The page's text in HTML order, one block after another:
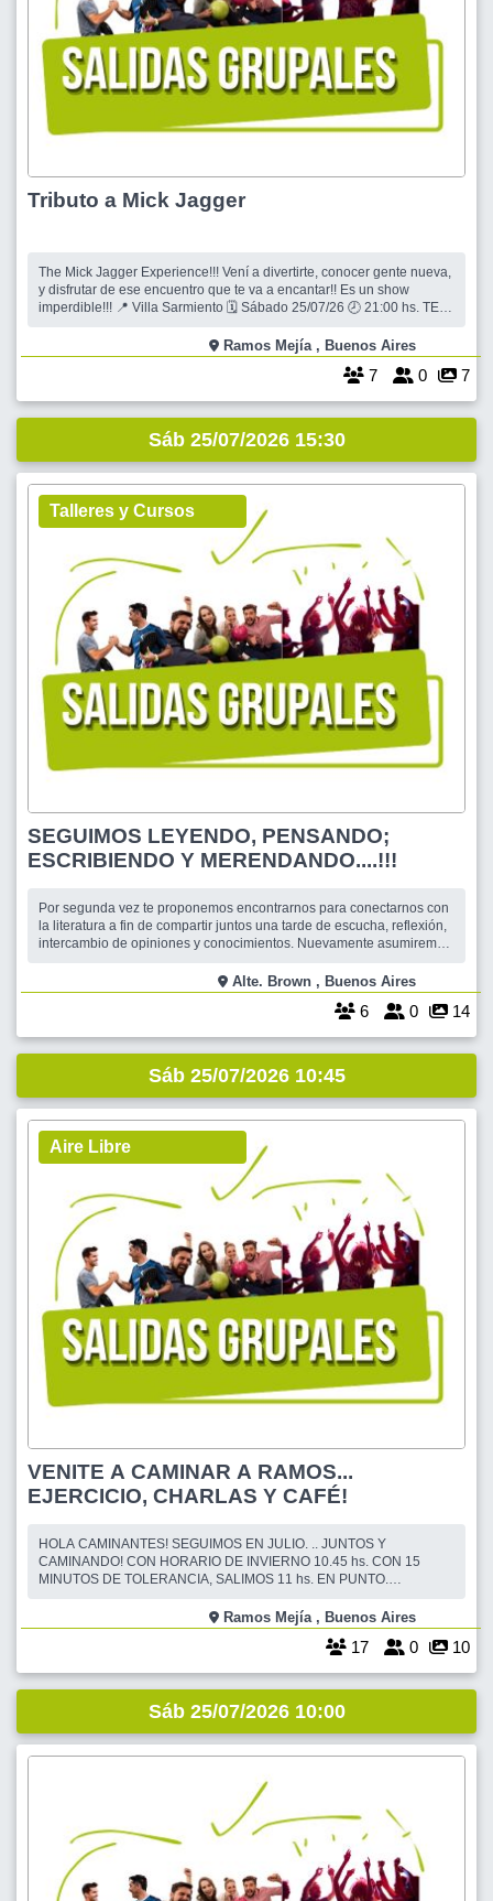
Tributo a Mick Jagger
The Mick Jagger Experience!!! Vení a divertirte, conocer gente nueva,
y disfrutar de ese encuentro que te va a encantar!! Es un show
imperdible!!! 📍 Villa Sarmiento 🗓 Sábado 25/07/26 🕗 21:00 hs. TE
DE ESTA SALIDA , QUE A CONTINUACIÓN SE DETALLAN, PARA
EVITAR MALOS ENTENDID
Ramos Mejía , Buenos Aires
7 0 7
Sáb 25/07/2026 15:30
Talleres y Cursos
SEGUIMOS LEYENDO, PENSANDO;
ESCRIBIENDO Y MERENDANDO....!!!
Por segunda vez te proponemos encontrarnos para conectarnos con
la literatura a fin de compartir juntos una tarde de escucha, reflexión,
intercambio de opiniones y conocimientos. Nuevamente asumiremos
más allá de las palabras. Lo interpelaremos esta vez desde el
desafío de “h
Alte. Brown , Buenos Aires
6 0 14
Sáb 25/07/2026 10:45
Aire Libre
VENITE A CAMINAR A RAMOS...
EJERCICIO, CHARLAS Y CAFÉ!
HOLA CAMINANTES! SEGUIMOS EN JULIO. .. JUNTOS Y
CAMINANDO! CON HORARIO DE INVIERNO 10.45 hs. CON 15
MINUTOS DE TOLERANCIA, SALIMOS 11 hs. EN PUNTO.
UNA CAMINATA DE 7 KM. PARA REUNIRNOS UNA VEZ MAS. CADA
UNO CAMINA A SU PASO, A SU TIEMPO, Y PUEDE DESCANSAR Y
Ramos Mejía , Buenos Aires
17 0 10
Sáb 25/07/2026 10:00